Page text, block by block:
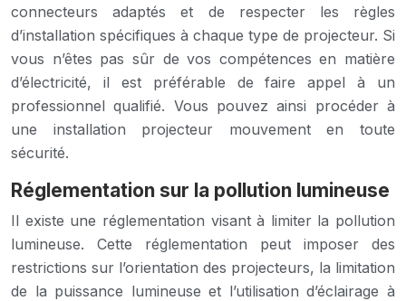
connecteurs adaptés et de respecter les règles
d’installation spécifiques à chaque type de projecteur. Si
vous n’êtes pas sûr de vos compétences en matière
d’électricité, il est préférable de faire appel à un
professionnel qualifié. Vous pouvez ainsi procéder à
une installation projecteur mouvement en toute
sécurité.
Réglementation sur la pollution lumineuse
Il existe une réglementation visant à limiter la pollution
lumineuse. Cette réglementation peut imposer des
restrictions sur l’orientation des projecteurs, la limitation
de la puissance lumineuse et l’utilisation d’éclairage à